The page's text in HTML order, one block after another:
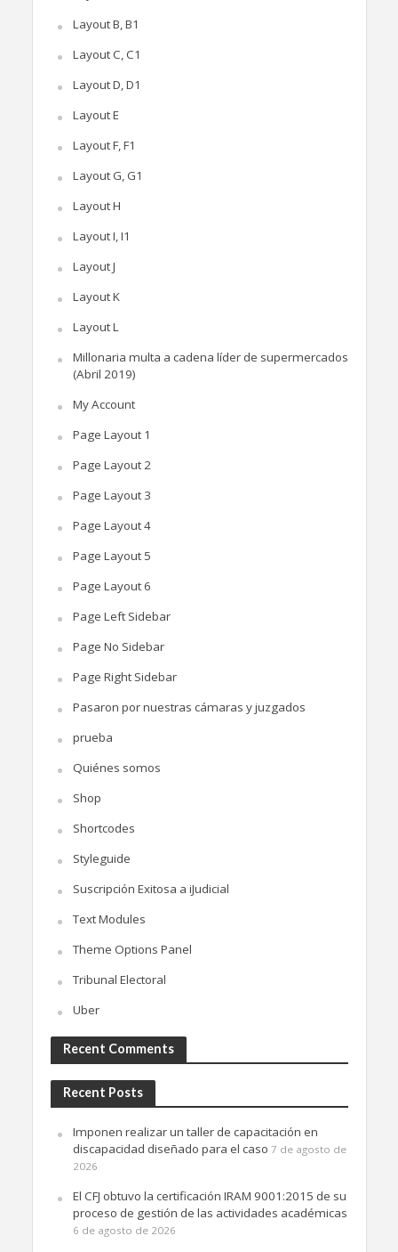
Layout B, B1
Layout C, C1
Layout D, D1
Layout E
Layout F, F1
Layout G, G1
Layout H
Layout I, I1
Layout J
Layout K
Layout L
Millonaria multa a cadena líder de supermercados
(Abril 2019)
My Account
Page Layout 1
Page Layout 2
Page Layout 3
Page Layout 4
Page Layout 5
Page Layout 6
Page Left Sidebar
Page No Sidebar
Page Right Sidebar
Pasaron por nuestras cámaras y juzgados
prueba
Quiénes somos
Shop
Shortcodes
Styleguide
Suscripción Exitosa a iJudicial
Text Modules
Theme Options Panel
Tribunal Electoral
Uber
Recent Comments
Recent Posts
Imponen realizar un taller de capacitación en
discapacidad diseñado para el caso 7 de agosto de
2026
El CFJ obtuvo la certificación IRAM 9001:2015 de su
proceso de gestión de las actividades académicas
6 de agosto de 2026